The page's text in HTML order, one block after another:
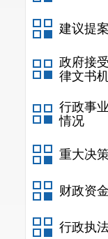
建议提
政府接
律文书
行政事
情况
重大决
财政资
行政执